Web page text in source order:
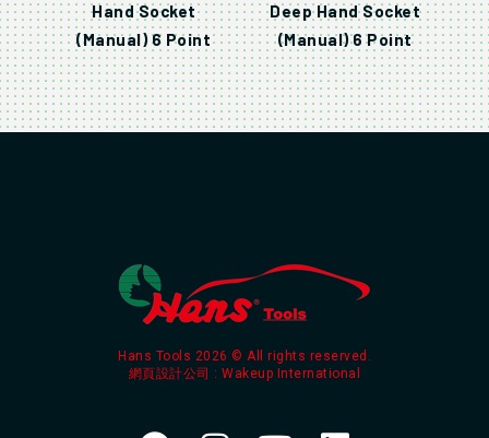
Hand Socket
(Manual) 6 Point
Deep Hand Socket
(Manual) 6 Point
Hans Tools 2026 © All rights reserved.
網頁設計公司 : Wakeup International